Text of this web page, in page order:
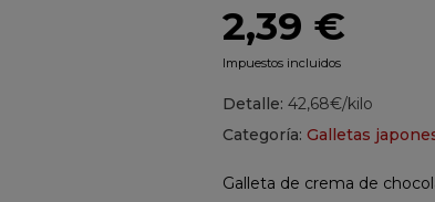
2,39 €
Impuestos incluidos
Detalle: 42,68€/kilo
Categoría: Galletas
Galleta de crema de